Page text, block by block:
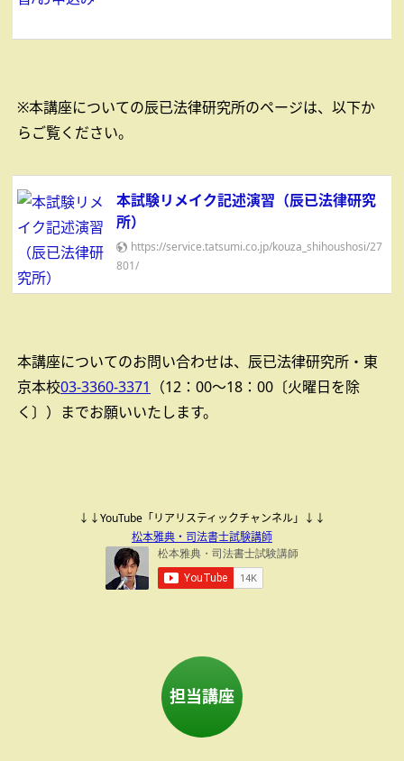
※本講座についての辰已法律研究所のページは、以下か
らご覧ください。
本試験リメイク記述演習（辰已法律研究
所）
https://service.tatsumi.co.jp/kouza_shihoushosi/27
801/
本講座についてのお問い合わせは、辰已法律研究所・東
京本校03-3360-3371
（12：00～18：00〔火曜日を除
く〕）までお願いいたします。
↓↓YouTube「リアリスティックチャンネル」↓↓
松本雅典・司法書士試験講師
担当講座